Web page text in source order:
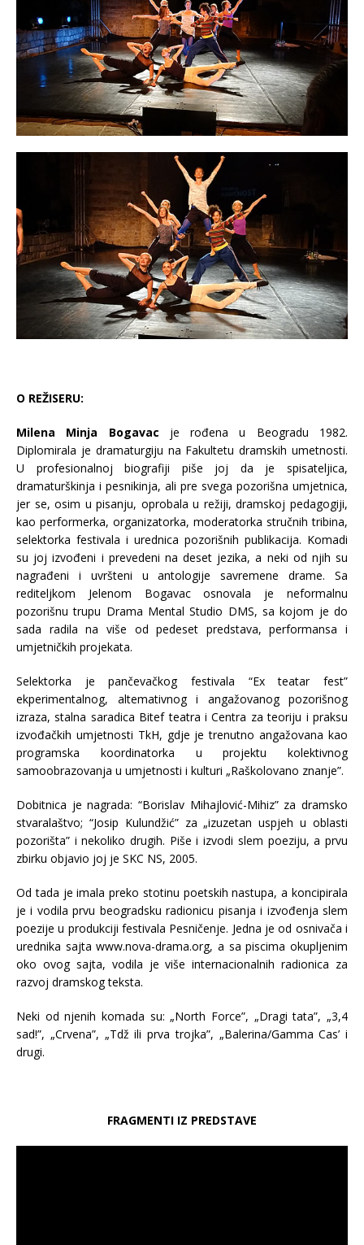
O REŽISERU:
Milena Minja Bogavac je rođena u Beogradu 1982.
Diplomirala je dramaturgiju na Fakultetu dramskih umetnosti.
U profesionalnoj biografiji piše joj da je spisateljica,
dramaturškinja i pesnikinja, ali pre svega pozorišna umjetnica,
jer se, osim u pisanju, oprobala u režiji, dramskoj pedagogiji,
kao performerka, organizatorka, moderatorka stručnih tribina,
selektorka festivala i urednica pozorišnih publikacija. Komadi
su joj izvođeni i prevedeni na deset jezika, a neki od njih su
nagrađeni i uvršteni u antologije savremene drame. Sa
rediteljkom Jelenom Bogavac osnovala je neformalnu
pozorišnu trupu Drama Mental Studio DMS, sa kojom je do
sada radila na više od pedeset predstava, performansa i
umjetničkih projekata.
Selektorka je pančevačkog festivala “Ех teatar fest”
ekperimentalnog, altemativnog i angažovanog pozorišnog
izraza, stalna saradica Bitef teatra i Centra za teoriju i praksu
izvođačkih umjetnosti TkH, gdje je trenutno angažovana kao
programska koordinatorka u projektu kolektivnog
samoobrazovanja u umjetnosti i kulturi „Raškolovano znanje”.
Dobitnica je nagrada: “Borislav Mihajlović-Mihiz” za dramsko
stvaralaštvo; “Josip Kulundžić” za „izuzetan uspjeh u oblasti
pozorišta” i nekoliko drugih. Piše i izvodi slem poeziju, a prvu
zbirku objavio joj je SKC NS, 2005.
Od tada je imala preko stotinu poetskih nastupa, a koncipirala
je i vodila prvu beogradsku radionicu pisanja i izvođenja slem
poezije u produkciji festivala Pesničenje. Jedna je od osnivača i
urednika sajta www.nova-drama.org, a sa piscima okupljenim
oko ovog sajta, vodila je više internacionalnih radionica za
razvoj dramskog teksta.
Neki od njenih komada su: „North Force”, „Dragi tata”, „3,4
sad!”, „Crvena”, „Tdž ili prva trojka”, „Balerina/Gamma Cas’ i
drugi.
FRAGMENTI IZ PREDSTAVE